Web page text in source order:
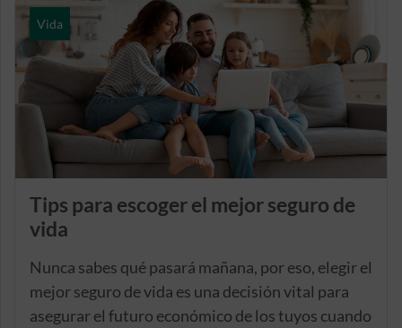
Vida
Tips para escoger el mejor seguro de
vida
Nunca sabes qué pasará mañana, por eso, elegir el
mejor seguro de vida es una decisión vital para
asegurar el futuro económico de los tuyos cuando